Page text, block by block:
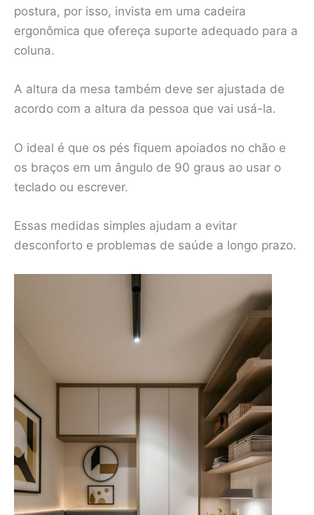
postura, por isso, invista em uma cadeira
ergonômica que ofereça suporte adequado para a
coluna.
A altura da mesa também deve ser ajustada de
acordo com a altura da pessoa que vai usá-la.
O ideal é que os pés fiquem apoiados no chão e
os braços em um ângulo de 90 graus ao usar o
teclado ou escrever.
Essas medidas simples ajudam a evitar
desconforto e problemas de saúde a longo prazo.